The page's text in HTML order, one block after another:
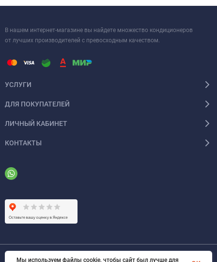
В нашем интернет-магазине вы найдете множество кондиционеров
от лучших производителей с превосходным качеством.
УСЛУГИ
ДЛЯ ПОКУПАТЕЛЕЙ
ЛИЧНЫЙ КАБИНЕТ
КОНТАКТЫ
Мы используем файлы cookie, чтобы сайт был лучше для